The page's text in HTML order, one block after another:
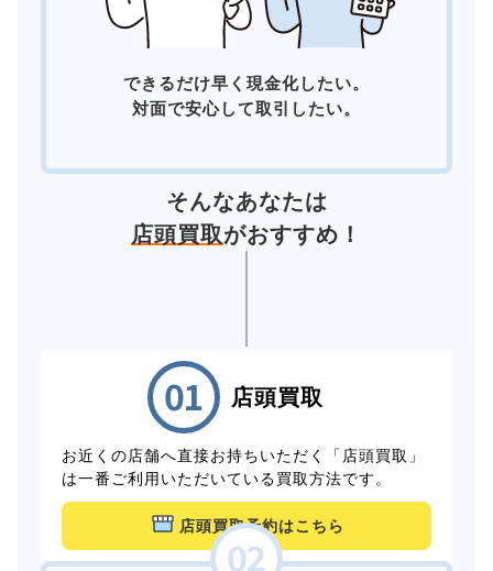
できるだけ早く現金化したい。
対面で安心して取引したい。
そんなあなたは
店頭買取がおすすめ！
店頭買取
お近くの店舗へ直接お持ちいただく「店頭買取」
は一番ご利用いただいている買取方法です。
店頭買取予約はこちら